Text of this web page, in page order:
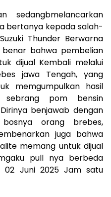
sedangbmelancarkan
bertanya kepada salah-
Thunder Berwarna
bahwa pembelian
dijual Kembali melalui
jawa Tengah, yang
memgumpulkan hasil
pom bensin
benjawab dengan
orang brebes,
juga bahwa
memang untuk dijual
pull nya berbeda
02 Juni 2025 Jam satu